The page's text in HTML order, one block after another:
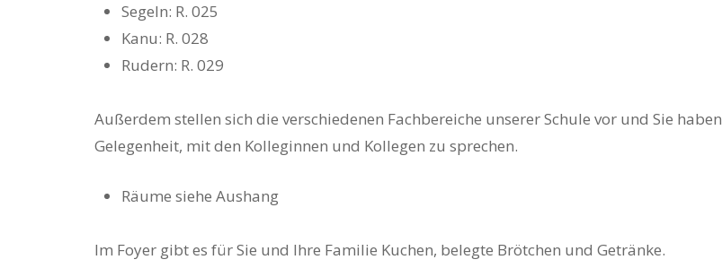
Segeln: R. 025
Kanu: R. 028
Rudern: R. 029
Außerdem stellen sich die verschiedenen Fachbereiche unserer Schule vor und Sie haben
Gelegenheit, mit den Kolleginnen und Kollegen zu sprechen.
Räume siehe Aushang
Im Foyer gibt es für Sie und Ihre Familie Kuchen, belegte Brötchen und Getränke.